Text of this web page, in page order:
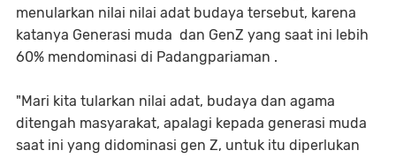
menularkan nilai nilai adat budaya tersebut, karena
katanya Generasi muda dan GenZ yang saat ini lebih
60% mendominasi di Padangpariaman .
"Mari kita tularkan nilai adat, budaya dan agama
ditengah masyarakat, apalagi kepada generasi muda
saat ini yang didominasi gen Z, untuk itu diperlukan